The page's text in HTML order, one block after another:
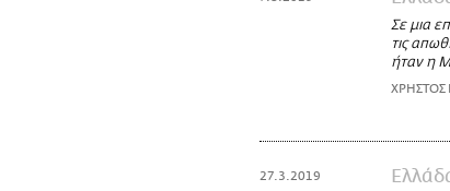
Σε μια
τις
ήταν η
ΧΡΗΣΤΟΣ
27.3.2019